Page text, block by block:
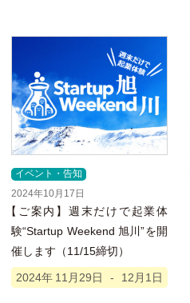
イベント・告知
2024年10月17日
【 ご案内】週末だけで起業体
験“Startup Weekend 旭川”を開
催します（11/15締切）
2024年 11月 29日 - 12月 1日